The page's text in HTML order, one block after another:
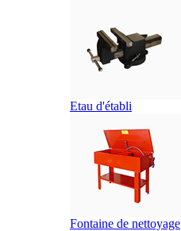
Etau d'établi
Fontaine de nettoyage